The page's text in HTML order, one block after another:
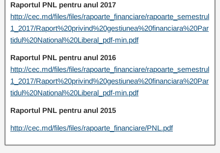
Raportul PNL pentru anul 2017
http://cec.md/files/files/rapoarte_financiare/rapoarte_semestrul
1_2017/Raport%20privind%20gestiunea%20financiara%20Par
tidul%20National%20Liberal_pdf-min.pdf
Raportul PNL pentru anul 2016
http://cec.md/files/files/rapoarte_financiare/rapoarte_semestrul
1_2017/Raport%20privind%20gestiunea%20financiara%20Par
tidul%20National%20Liberal_pdf-min.pdf
Raportul PNL pentru anul 2015
http://cec.md/files/files/rapoarte_financiare/PNL.pdf